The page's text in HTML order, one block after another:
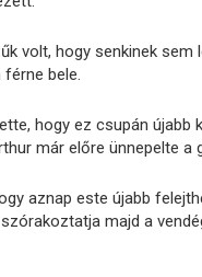
volt, hogy senkinek sem
bele.
hogy ez csupán újabb
már előre ünnepelte a
aznap este újabb
majd a